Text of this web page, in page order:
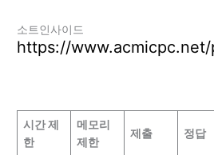
소트인사이드
https://
시간 제
한
메모리
제한
제출 정답